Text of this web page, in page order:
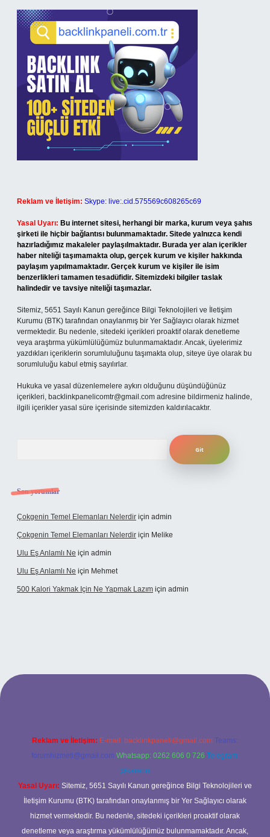
Reklam ve İletişim: Skype: live:.cid.575569c608265c69
Yasal Uyarı: Bu internet sitesi, herhangi bir marka, kurum veya şahıs
şirketi ile hiçbir bağlantısı bulunmamaktadır. Sitede yalnızca kendi
hazırladığımız makaleler paylaşılmaktadır. Burada yer alan içerikler
haber niteliği taşımamakta olup, gerçek kurum ve kişiler hakkında
paylaşım yapılmamaktadır. Gerçek kurum ve kişiler ile isim
benzerlikleri tamamen tesadüfidir. Sitemizdeki bilgiler taslak
halindedir ve tavsiye niteliği taşımazlar.
Sitemiz, 5651 Sayılı Kanun gereğince Bilgi Teknolojileri ve İletişim
Kurumu (BTK) tarafından onaylanmış bir Yer Sağlayıcı olarak hizmet
vermektedir. Bu nedenle, sitedeki içerikleri proaktif olarak denetleme
veya araştırma yükümlülüğümüz bulunmamaktadır. Ancak, üyelerimiz
yazdıkları içeriklerin sorumluluğunu taşımakta olup, siteye üye olarak bu
sorumluluğu kabul etmiş sayılırlar.
Hukuka ve yasal düzenlemelere aykırı olduğunu düşündüğünüz
içerikleri, backlinkpanelicomtr@gmail.com adresine bildirmeniz halinde,
ilgili içerikler yasal süre içerisinde sitemizden kaldırılacaktır.
Son yorumlar
Çokgenin Temel Elemanları Nelerdir için admin
Çokgenin Temel Elemanları Nelerdir için Melike
Ulu Eş Anlamlı Ne için admin
Ulu Eş Anlamlı Ne için Mehmet
500 Kalori Yakmak Için Ne Yapmak Lazım için admin
Reklam ve İletişim: E-mail: backlinkpaneli@gmail.com Teams:
forumhizmeti@gmail.com Whatsapp: 0262 606 0 726 Telegram:
@karabul
Yasal Uyarı: Sitemiz, 5651 Sayılı Kanun gereğince Bilgi Teknolojileri ve
İletişim Kurumu (BTK) tarafından onaylanmış bir Yer Sağlayıcı olarak
hizmet vermektedir. Bu nedenle, sitedeki içerikleri proaktif olarak
denetleme veya araştırma yükümlülüğümüz bulunmamaktadır. Ancak,